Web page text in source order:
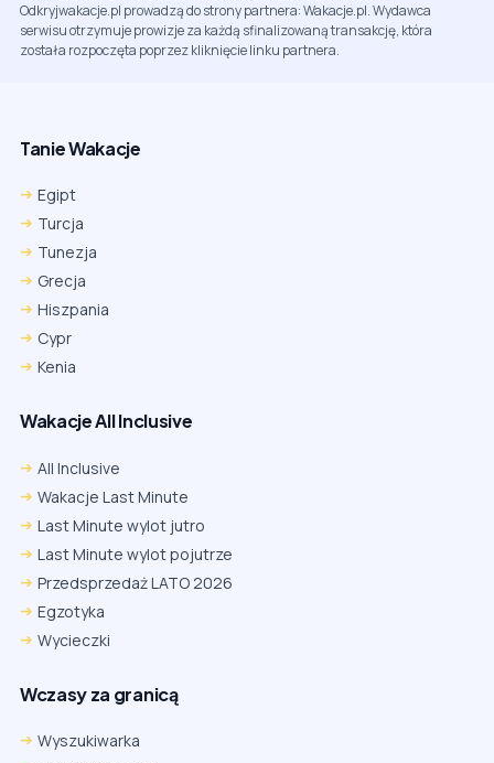
Odkryjwakacje.pl prowadzą do strony partnera: Wakacje.pl. Wydawca
serwisu otrzymuje prowizje za każdą sfinalizowaną transakcję, która
została rozpoczęta poprzez kliknięcie linku partnera.
Tanie Wakacje
Egipt
Turcja
Tunezja
Grecja
Hiszpania
Cypr
Kenia
Wakacje All Inclusive
All Inclusive
Wakacje Last Minute
Last Minute wylot jutro
Last Minute wylot pojutrze
Przedsprzedaż LATO 2026
Egzotyka
Wycieczki
Wczasy za granicą
Wyszukiwarka